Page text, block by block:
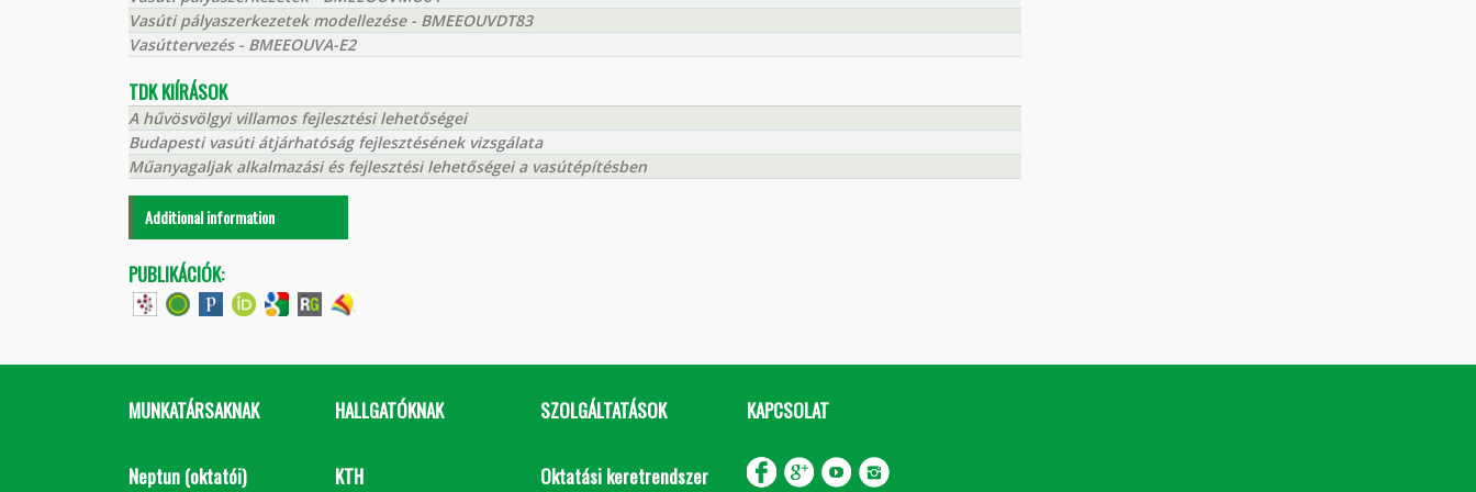
Vasúti pályaszerkezetek modellezése - BMEEOUVDT83
Vasúttervezés - BMEEOUVA-E2
TDK KIÍRÁSOK
A hűvösvölgyi villamos fejlesztési lehetőségei
Budapesti vasúti átjárhatóság fejlesztésének vizsgálata
Műanyagaljak alkalmazási és fejlesztési lehetőségei a vasútépítésben
Additional information
PUBLIKÁCIÓK:
MUNKATÁRSAKNAK
Neptun (oktatói)
HALLGATÓKNAK
KTH
SZOLGÁLTATÁSOK
Oktatási keretrendszer
KAPCSOLAT